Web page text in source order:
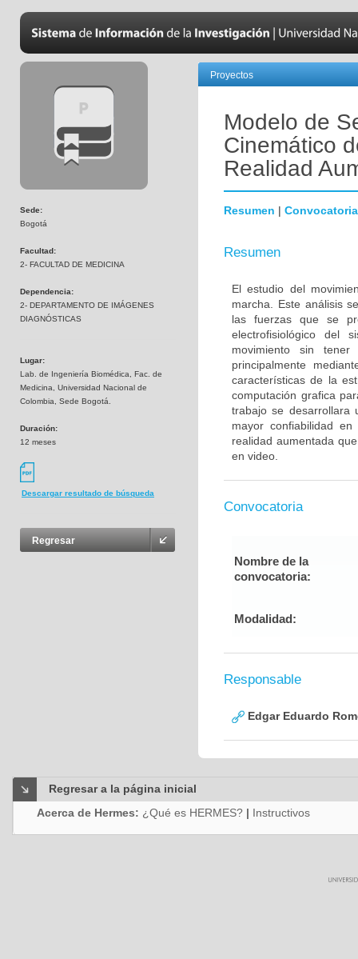
Sede:
Bogotá
Facultad:
2- FACULTAD DE MEDICINA
Dependencia:
2- DEPARTAMENTO DE IMÁGENES
DIAGNÓSTICAS
Lugar:
Lab. de Ingeniería Biomédica, Fac. de
Medicina, Universidad Nacional de
Colombia, Sede Bogotá.
Duración:
12 meses
Descargar resultado de búsqueda
Regresar
Proyectos
Modelo de
Cinemático
Realidad
Resumen | Convocatoria
Resumen
El estudio del
marcha. Este análisis
las fuerzas que se
electrofisiológico del
movimiento sin
principalmente
características de la
computación grafica
trabajo se desarrollara
mayor confiabilidad
realidad aumentada
en video.
Convocatoria
Nombre de la
convocatoria:
Modalidad:
Responsable
Edgar Eduardo
Regresar a la página inicial
Acerca de Hermes: ¿Qué es HERMES? | Instructivos